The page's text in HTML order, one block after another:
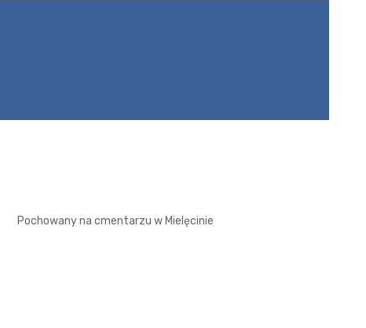
Pochowany na cmentarzu w Mielęcinie